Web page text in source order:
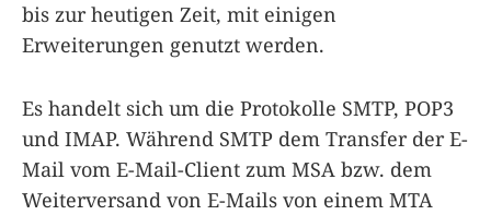
bis zur heutigen Zeit, mit einigen
Erweiterungen genutzt werden.
Es handelt sich um die Protokolle SMTP, POP3
und IMAP. Während SMTP dem Transfer der E-
Mail vom E-Mail-Client zum MSA bzw. dem
Weiterversand von E-Mails von einem MTA